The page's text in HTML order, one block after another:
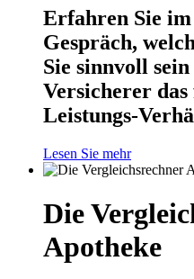
Erfahren Sie
Gespräch,
Sie sinnvoll
Versicherer
Leistungs-
Lesen Sie mehr
Die
Apotheke